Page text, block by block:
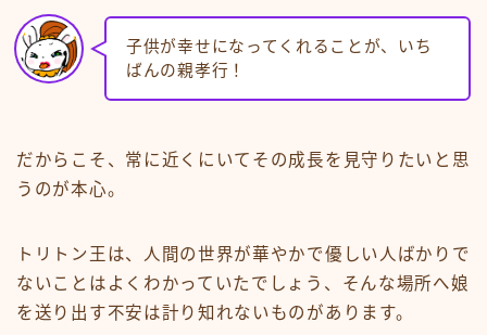
子供が幸せになってくれることが、いち
ばんの親孝行！
だからこそ、常に近くにいてその成長を見守りたいと思
うのが本心。
トリトン王は、人間の世界が華やかで優しい人ばかりで
ないことはよくわかっていたでしょう、そんな場所へ娘
を送り出す不安は計り知れないものがあります。